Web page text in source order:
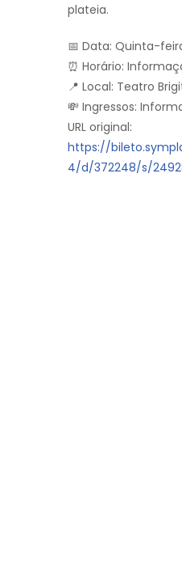
plateia.
📅 Data: Quinta-
⏰ Horário:
📍 Local: Teatro
💸 Ingressos:
URL original:
https://
4/d/372248/s/